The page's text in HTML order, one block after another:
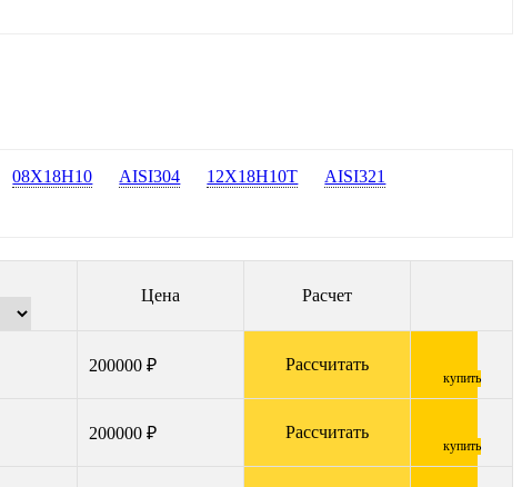
08Х18Н10 AISI304 12Х18Н10Т
AISI321
Цена
Расчет
200000 ₽ Рассчитать
купить
200000 ₽ Рассчитать
купить